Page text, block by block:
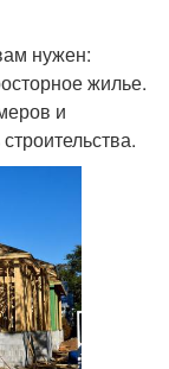
нужен:
жилье.
и